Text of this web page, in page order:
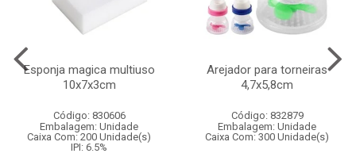
Esponja magica multiuso
10x7x3cm
Código: 830606
Embalagem: Unidade
Caixa Com: 200 Unidade(s)
IPI: 6.5%
Arejador para torneiras
4,7x5,8cm
Código: 832879
Embalagem: Unidade
Caixa Com: 300 Unidade(s)